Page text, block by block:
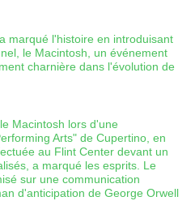
marqué l'histoire en introduisant
le Macintosh, un événement
charnière dans l'évolution de
Macintosh lors d'une
Arts" de Cupertino, en
au Flint Center devant un
a marqué les esprits. Le
sur une communication
d'anticipation de George Orwell